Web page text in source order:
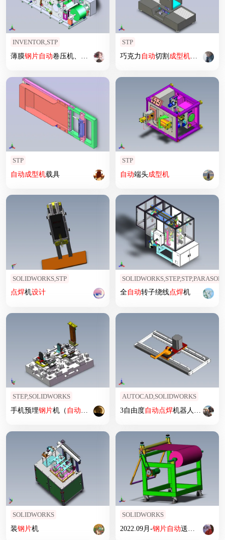
INVENTOR,STP
薄膜钢片自动卷压机、 自动收放卷卷压机
STP
巧克力 自动切割 成型机设计
STP
自动成型机载具
STP
自动端头成型机
SOLIDWORKS,STP
点焊机设计 全自动转子绕线点焊机
STEP,SOLIDWORKS
手机预埋钢片机（ 自动 放片机）
AUTOCAD,SOLIDWORKS
3自由度自动点焊机器人 设计
SOLIDWORKS
装钢片机
SOLIDWORKS
2022.09月-钢片自动送料机sw18可编辑